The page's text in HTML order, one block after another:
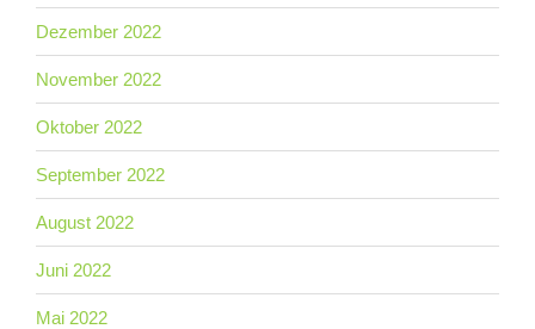
Dezember 2022
November 2022
Oktober 2022
September 2022
August 2022
Juni 2022
Mai 2022